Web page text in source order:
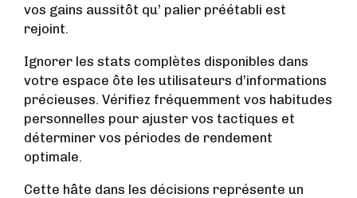
vos gains aussitôt qu’ palier préétabli est
rejoint.
Ignorer les stats complètes disponibles dans
votre espace ôte les utilisateurs d’informations
précieuses. Vérifiez fréquemment vos habitudes
personnelles pour ajuster vos tactiques et
déterminer vos périodes de rendement
optimale.
Cette hâte dans les décisions représente un